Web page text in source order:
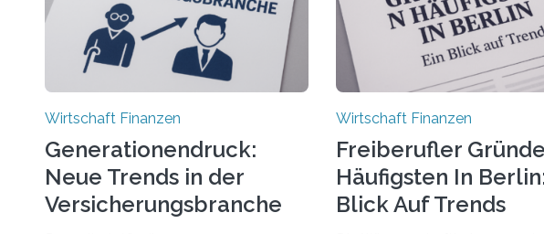
Wirtschaft Finanzen
Generationendruck:
Neue Trends in der
Versicherungsbranche
Wirtschaft Finanzen
Freiberufler
Häufigsten In
Blick Auf Trends